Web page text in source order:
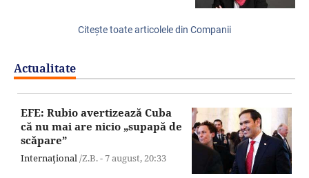
Citeşte toate articolele din Companii
Actualitate
EFE: Rubio avertizează Cuba
că nu mai are nicio „supapă de
scăpare”
Internaţional/Z.B. -7 august,20:33